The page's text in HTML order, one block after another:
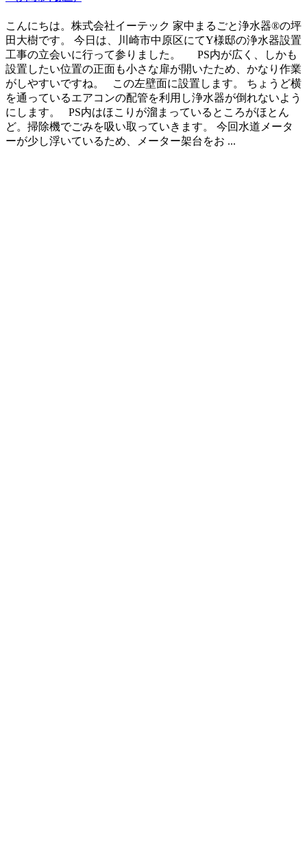
こんにちは。株式会社イーテック 家中まるごと浄水器®の坪
田大樹です。 今日は、川崎市中原区にてY様邸の浄水器設置
工事の立会いに行って参りました。 PS内が広く、しかも
設置したい位置の正面も小さな扉が開いたため、かなり作業
がしやすいですね。 この左壁面に設置します。 ちょうど横
を通っているエアコンの配管を利用し浄水器が倒れないよう
にします。 PS内はほこりが溜まっているところがほとん
ど。掃除機でごみを吸い取っていきます。 今回水道メータ
ーが少し浮いているため、メーター架台をお ...